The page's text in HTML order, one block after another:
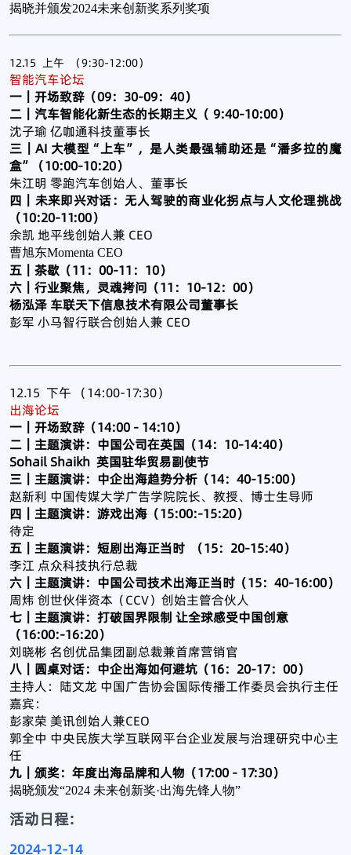
揭晓并颁发2024未来创新奖系列奖项
12.15 上午 （9:30-12:00）
智能汽车论坛
一｜开场致辞（09：30-09：40）
二｜汽车智能化新生态的长期主义（ 9:40-10:00）
沈子瑜 亿咖通科技董事长
三｜AI 大模型“上车”，是人类最强辅助还是“潘多拉的魔
盒”（10:00-10:20）
朱江明 零跑汽车创始人、董事长
四｜未来即兴对话：无人驾驶的商业化拐点与人文伦理挑战
（10:20-11:00）
余凯 地平线创始人兼 CEO
曹旭东Momenta CEO
五｜茶歇（11：00-11：10）
六｜行业聚焦，灵魂拷问（11：10-12：00）
杨泓泽 车联天下信息技术有限公司董事长
彭军 小马智行联合创始人兼 CEO
12.15 下午 （14:00-17:30）
出海论坛
一｜开场致辞（14:00 - 14:10）
二｜主题演讲：中国公司在英国（14：10-14:40）
Sohail Shaikh 英国驻华贸易副使节
三｜主题演讲：中企出海趋势分析（14：40-15:00）
赵新利 中国传媒大学广告学院院长、教授、博士生导师
四｜主题演讲：游戏出海（15:00:-15:20）
待定
五｜主题演讲：短剧出海正当时 （15：20-15:40）
李江​ 点众科技执行总裁
六｜主题演讲：中国公司技术出海正当时（15：40-16:00）
周炜 创世伙伴资本（CCV）创始主管合伙人
七｜主题演讲：打破国界限制 让全球感受中国创意
（16:00:-16:20）
刘晓彬 名创优品集团副总裁兼首席营销官
八｜圆桌对话：中企出海如何避坑（16：20-17：00）
主持人：陆文龙 中国广告协会国际传播工作委员会执行主任
嘉宾：
彭家荣 美讯创始人兼CEO
郭全中 中央民族大学互联网平台企业发展与治理研究中心主
任
九｜颁奖：年度出海品牌和人物（17:00 - 17:30）
揭晓颁发“2024 未来创新奖·出海先锋人物”
活动日程:
2024-12-14